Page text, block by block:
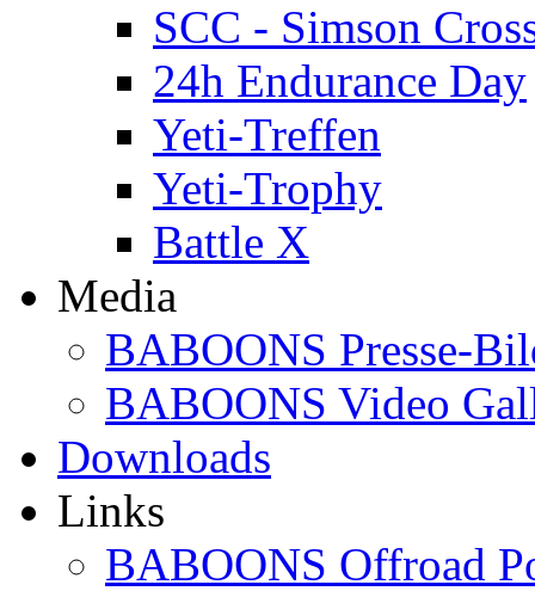
SCC - Simson
24h Endurance Day
Yeti-Treffen
Yeti-Trophy
Battle X
Media
BABOONS Presse-
BABOONS Video
Downloads
Links
BABOONS Offroad